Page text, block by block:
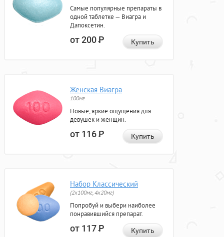
Самые популярные препараты в
одной таблетке — Виагра и
Дапоксетин.
от 200Р Купить
Женская Виагра
100мг
Новые, яркие ощущения для
девушек и женщин.
от 116Р Купить
Набор Классический
(2x100мг, 4x20мг)
Попробуй и выбери наиболее
понравившийся препарат.
от 117Р Купить